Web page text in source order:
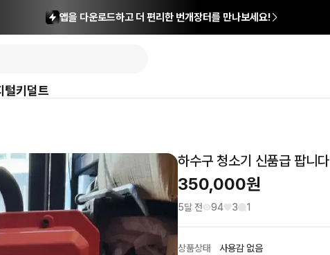
앱을 다운로드하고 더 편리한 번개장터를 만나보세요!
털키덜트
하수구 청소기 신품급 팝니다
350,000원
5달 전 94 3 1
상품상태
사용감 없음